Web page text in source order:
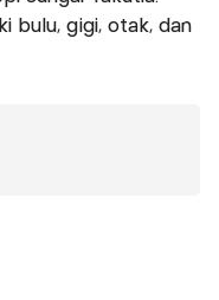
bulu, gigi, otak, dan